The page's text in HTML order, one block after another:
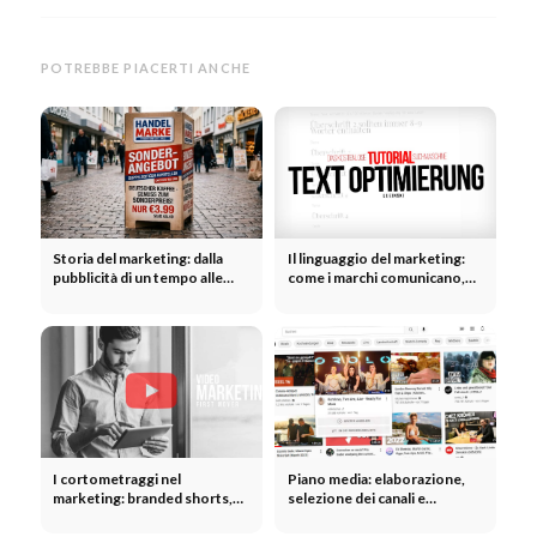
POTREBBE PIACERTI ANCHE
Storia del marketing: dalla
pubblicità di un tempo alle
Il linguaggio del marketing:
come i marchi comunicano,
I cortometraggi nel
marketing: branded shorts,
Piano media: elaborazione,
selezione dei canali e